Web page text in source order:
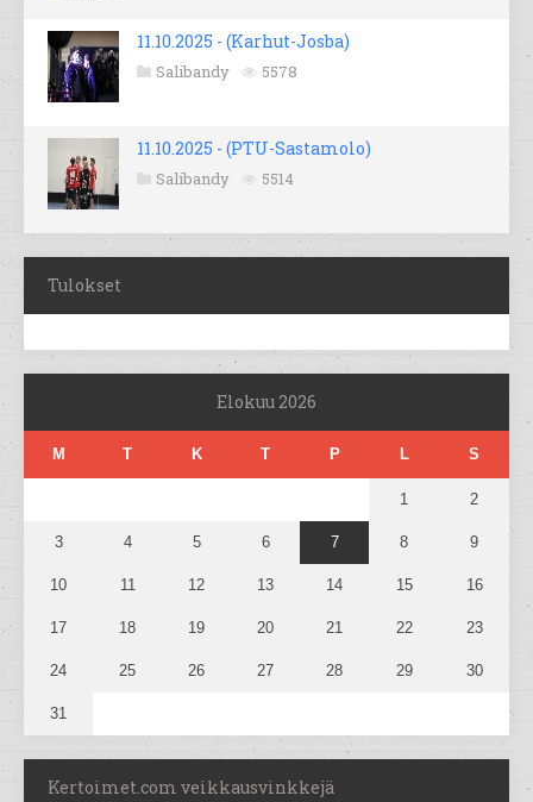
11.10.2025 - (Karhut-Josba)
Salibandy 5578
11.10.2025 - (PTU-Sastamolo)
Salibandy 5514
Tulokset
Elokuu 2026
M T K T P L S
1 2
3 4 5 6 7 8 9
10 11 12 13 14 15 16
17 18 19 20 21 22 23
24 25 26 27 28 29 30
31
Kertoimet.com veikkausvinkkejä